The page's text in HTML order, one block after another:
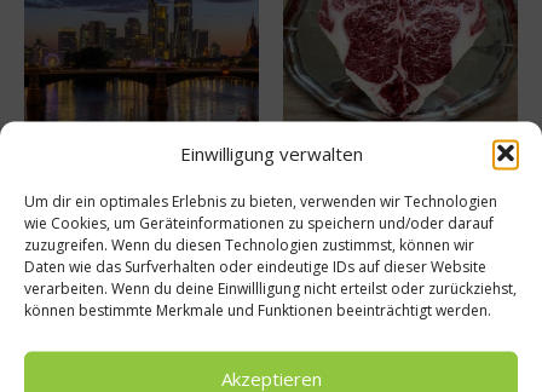
Einwilligung verwalten
Um dir ein optimales Erlebnis zu bieten, verwenden wir Technologien
wie Cookies, um Geräteinformationen zu speichern und/oder darauf
zuzugreifen. Wenn du diesen Technologien zustimmst, können wir
Daten wie das Surfverhalten oder eindeutige IDs auf dieser Website
verarbeiten. Wenn du deine Einwillligung nicht erteilst oder zurückziehst,
können bestimmte Merkmale und Funktionen beeinträchtigt werden.
Akzeptieren
Frankfurt wird Gastgeber der
Michelin Guide Ceremony
17. Februar 2025
Fleischeslust – Tegernseer
Wagyu
28. September 2023
Buchtipp